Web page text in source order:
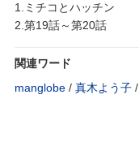
1.ミチコとハッチン
2.第19話～第20話
関連ワード
manglobe / 真木よう子 /